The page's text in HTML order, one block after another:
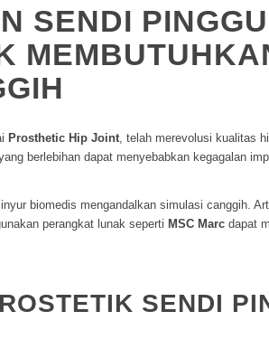
SENDI
Prosthetic Hip Joint, telah merevolusi kualitas
berlebihan dapat menyebabkan kegagalan
biomedis mengandalkan simulasi canggih.
perangkat lunak seperti MSC Marc dapat
SENDI